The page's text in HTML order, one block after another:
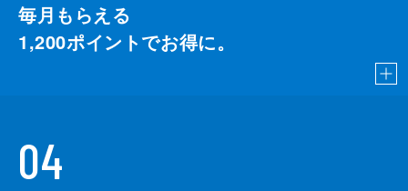
毎月もらえる
1,200ポイントでお得に。
04